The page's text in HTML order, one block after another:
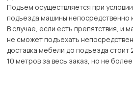
Подъем осуществляется при
подъезда машины непосредственно
В случае, если есть препятствия, и
не сможет подъехать
доставка мебели до подъезда
10 метров за весь заказ, но не